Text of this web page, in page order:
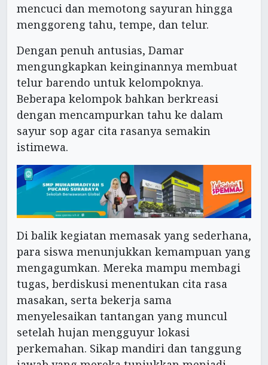
mencuci dan memotong sayuran hingga
menggoreng tahu, tempe, dan telur.
Dengan penuh antusias, Damar
mengungkapkan keinginannya membuat
telur barendo untuk kelompoknya.
Beberapa kelompok bahkan berkreasi
dengan mencampurkan tahu ke dalam
sayur sop agar cita rasanya semakin
istimewa.
Di balik kegiatan memasak yang sederhana,
para siswa menunjukkan kemampuan yang
mengagumkan. Mereka mampu membagi
tugas, berdiskusi menentukan cita rasa
masakan, serta bekerja sama
menyelesaikan tantangan yang muncul
setelah hujan mengguyur lokasi
perkemahan. Sikap mandiri dan tanggung